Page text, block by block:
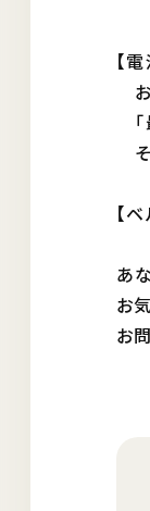
【
【
あ
お
お